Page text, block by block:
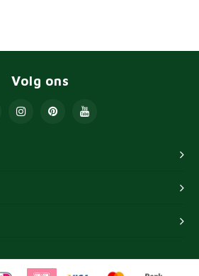
Volg ons